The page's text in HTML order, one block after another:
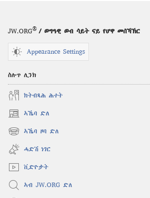
JW.ORG® / ወግዓዊ ወብ ሳይት ናይ የሆዋ መሰኻኽር
Appearance Settings
ስሉጥ ሊንክ
ክትብጻሕ ሕተት
ኣኼባ ድለ
(opens
new
window)
ኣኼባ ዞባ ድለ
(opens
new
window)
ሓድሽ ነገር
ቪድዮታት
ኣብ JW.ORG ድለ